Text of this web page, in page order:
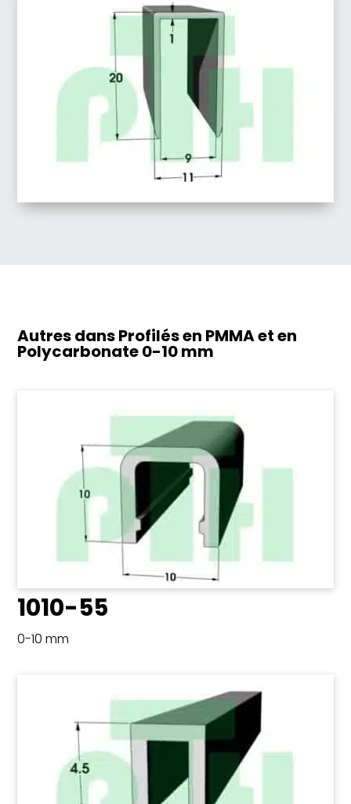
Autres dans Profilés en PMMA et en
Polycarbonate0-10 mm
1010-55
0-10 mm